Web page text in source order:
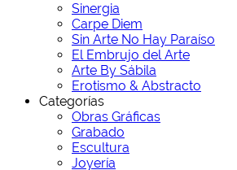
Sinergia
Carpe Diem
Sin Arte No Hay Paraíso
El Embrujo del Arte
Arte By Sábila
Erotismo & Abstracto
Categorías
Obras Gráficas
Grabado
Escultura
Joyería